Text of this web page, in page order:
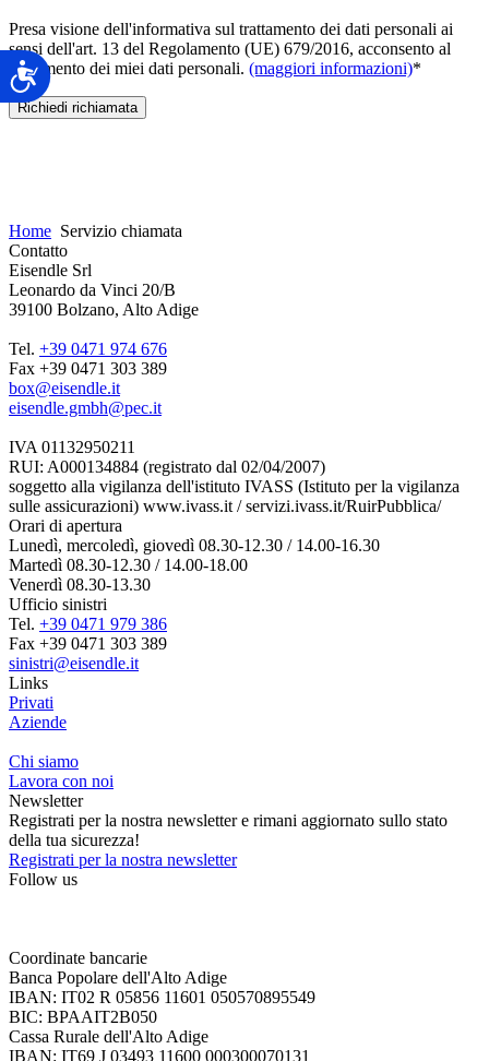
Accessibilità
Presa visione dell'informativa sul trattamento dei dati personali ai
sensi dell'art. 13 del Regolamento (UE) 679/2016, acconsento al
trattamento dei miei dati personali. (maggiori informazioni)*
Home Servizio chiamata
Contatto
Eisendle Srl
Leonardo da Vinci 20/B
39100 Bolzano, Alto Adige
Tel. +39 0471 974 676
Fax +39 0471 303 389
box@eisendle.it
eisendle.gmbh@pec.it
IVA 01132950211
RUI: A000134884 (registrato dal 02/04/2007)
soggetto alla vigilanza dell'istituto IVASS (Istituto per la vigilanza
sulle assicurazioni) www.ivass.it / servizi.ivass.it/RuirPubblica/
Orari di apertura
Lunedì, mercoledì, giovedì 08.30-12.30 / 14.00-16.30
Martedì 08.30-12.30 / 14.00-18.00
Venerdì 08.30-13.30
Ufficio sinistri
Tel. +39 0471 979 386
Fax +39 0471 303 389
sinistri@eisendle.it
Links
Privati
Aziende
Chi siamo
Lavora con noi
Newsletter
Registrati per la nostra newsletter e rimani aggiornato sullo stato
della tua sicurezza!
Registrati per la nostra newsletter
Follow us
Coordinate bancarie
Banca Popolare dell'Alto Adige
IBAN: IT02 R 05856 11601 050570895549
BIC: BPAAIT2B050
Cassa Rurale dell'Alto Adige
IBAN: IT69 J 03493 11600 000300070131